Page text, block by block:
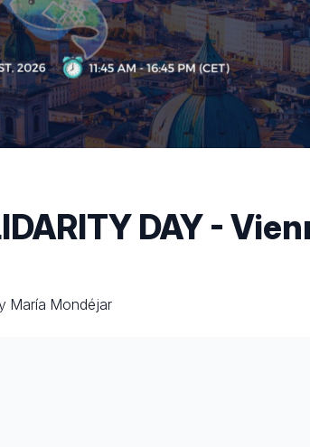
DAY -
María Mondéjar